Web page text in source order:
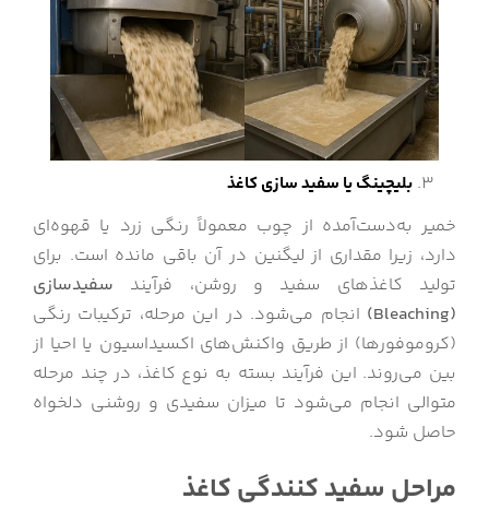
بلیچینگ یا سفید سازی کاغذ
خمیر به‌دست‌آمده از چوب معمولاً رنگی زرد یا قهوه‌ای
دارد، زیرا مقداری از لیگنین در آن باقی مانده است. برای
تولید کاغذهای سفید و روشن، فرآیند سفیدسازی
(Bleaching)
انجام می‌شود. در این مرحله، ترکیبات رنگی
(کروموفورها) از طریق واکنش‌های اکسیداسیون یا احیا از
بین می‌روند. این فرآیند بسته به نوع کاغذ، در چند مرحله
متوالی انجام می‌شود تا میزان سفیدی و روشنی دلخواه
حاصل شود.
مراحل سفید کنندگی کاغذ